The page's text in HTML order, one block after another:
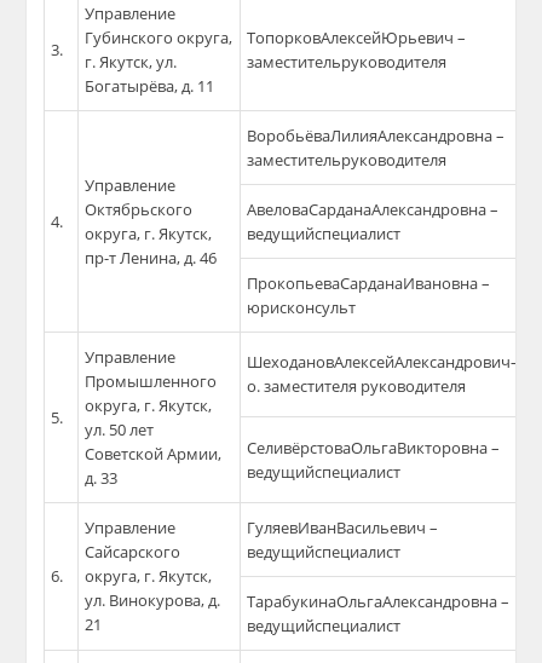
3.
Управление
Губинского округа,
г. Якутск, ул.
Богатырёва, д. 11
ТопорковАлексейЮрьевич –
заместительруководителя
4.
Управление
Октябрьского
округа, г. Якутск,
пр-т Ленина, д. 46
ВоробьёваЛилияАлександровна –
заместительруководителя
АвеловаСарданаАлександровна –
ведущийспециалист
ПрокопьеваСарданаИвановна –
юрисконсульт
5.
Управление
Промышленного
округа, г. Якутск,
ул. 50 лет
Советской Армии,
д. 33
ШеходановАлексейАлександрович–и.
о. заместителя руководителя
СеливёрстоваОльгаВикторовна –
ведущийспециалист
6.
Управление
Сайсарского
округа, г. Якутск,
ул. Винокурова, д.
21
ГуляевИванВасильевич –
ведущийспециалист
ТарабукинаОльгаАлександровна –
ведущийспециалист